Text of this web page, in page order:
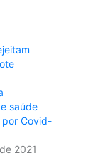
saúde
Covid-
2021